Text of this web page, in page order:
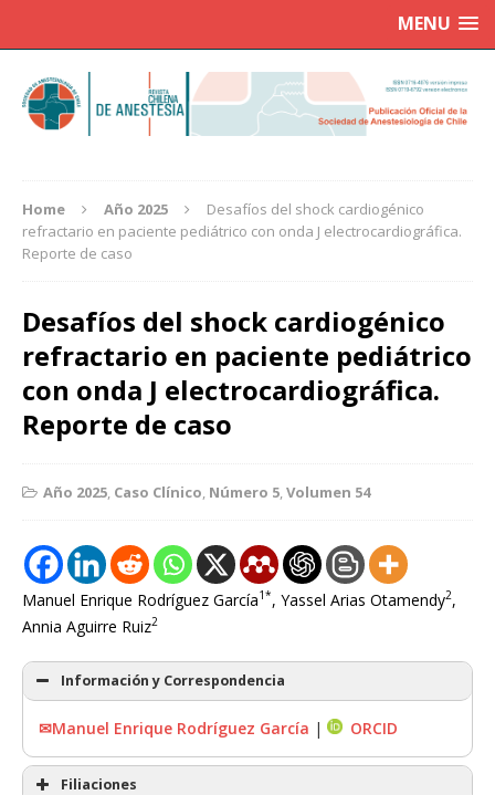
MENU
Home Año 2025
Desafíos del shock cardiogénico
refractario en paciente pediátrico con onda J electrocardiográfica.
Reporte de caso
Desafíos del shock cardiogénico
refractario en paciente pediátrico
con onda J electrocardiográfica.
Reporte de caso
Año 2025, Caso Clínico, Número 5,Volumen 54
Manuel Enrique Rodríguez García1*, Yassel Arias Otamendy2,
Annia Aguirre Ruiz2
Información y Correspondencia
✉Manuel Enrique Rodríguez García | ORCID
Filiaciones